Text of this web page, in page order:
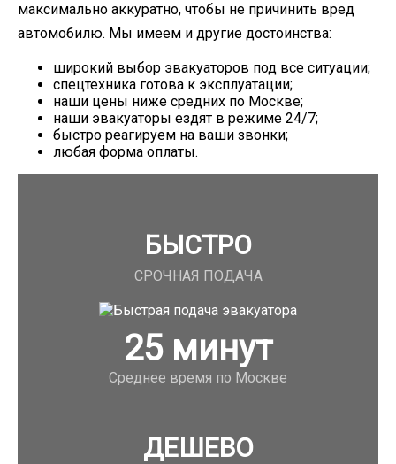
максимально аккуратно, чтобы не причинить вред
автомобилю. Мы имеем и другие достоинства:
широкий выбор эвакуаторов под все ситуации;
спецтехника готова к эксплуатации;
наши цены ниже средних по Москве;
наши эвакуаторы ездят в режиме 24/7;
быстро реагируем на ваши звонки;
любая форма оплаты.
БЫСТРО
СРОЧНАЯ ПОДАЧА
25минут
Среднее время по Москве
ДЕШЕВО